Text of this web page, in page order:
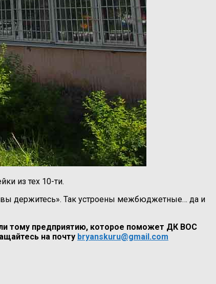
из тех 10-ти.
вы держитесь». Так устроены межбюджетные… да и
тому предприятию, которое поможет ДК ВОС
на почту bryanskuru@gmail.com